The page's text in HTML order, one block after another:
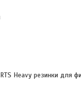
Heavy резинки для